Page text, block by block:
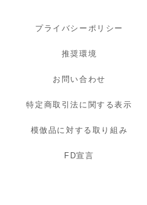
プライバシーポリシー
推奨環境
お問い合わせ
特定商取引法に関する表示
模倣品に対する取り組み
FD宣言